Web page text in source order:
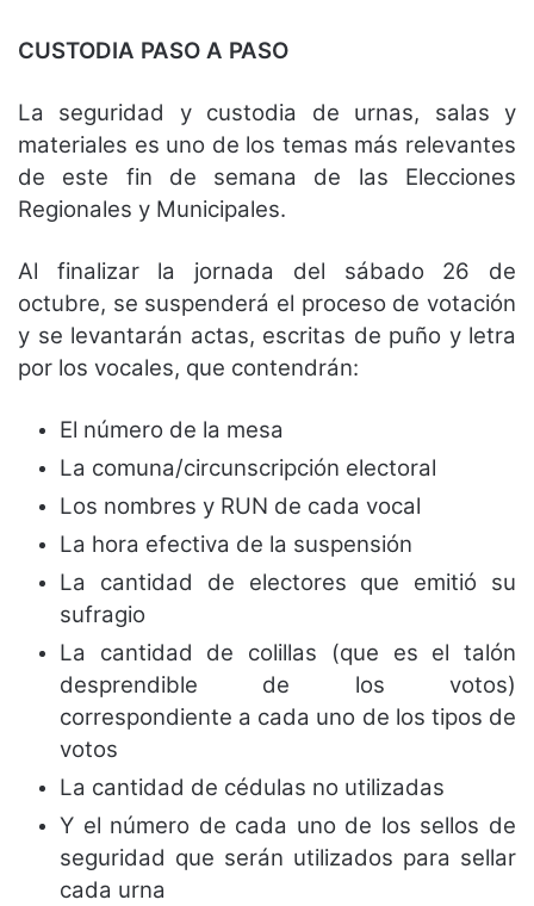
CUSTODIA PASO A PASO
La seguridad y custodia de urnas, salas y
materiales es uno de los temas más relevantes
de este fin de semana de las Elecciones
Regionales y Municipales.
Al finalizar la jornada del sábado 26 de
octubre, se suspenderá el proceso de votación
y se levantarán actas, escritas de puño y letra
por los vocales, que contendrán:
El número de la mesa
La comuna/circunscripción electoral
Los nombres y RUN de cada vocal
La hora efectiva de la suspensión
La cantidad de electores que emitió su
sufragio
La cantidad de colillas (que es el talón
desprendible de los votos)
correspondiente a cada uno de los tipos de
votos
La cantidad de cédulas no utilizadas
Y el número de cada uno de los sellos de
seguridad que serán utilizados para sellar
cada urna